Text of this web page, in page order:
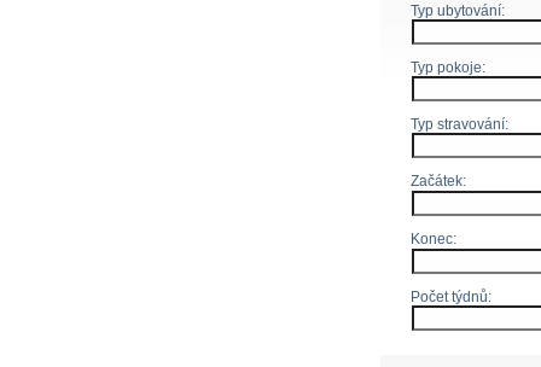
Typ ubytování:
Typ pokoje:
Typ stravování:
Začátek:
Konec:
Počet týdnů: